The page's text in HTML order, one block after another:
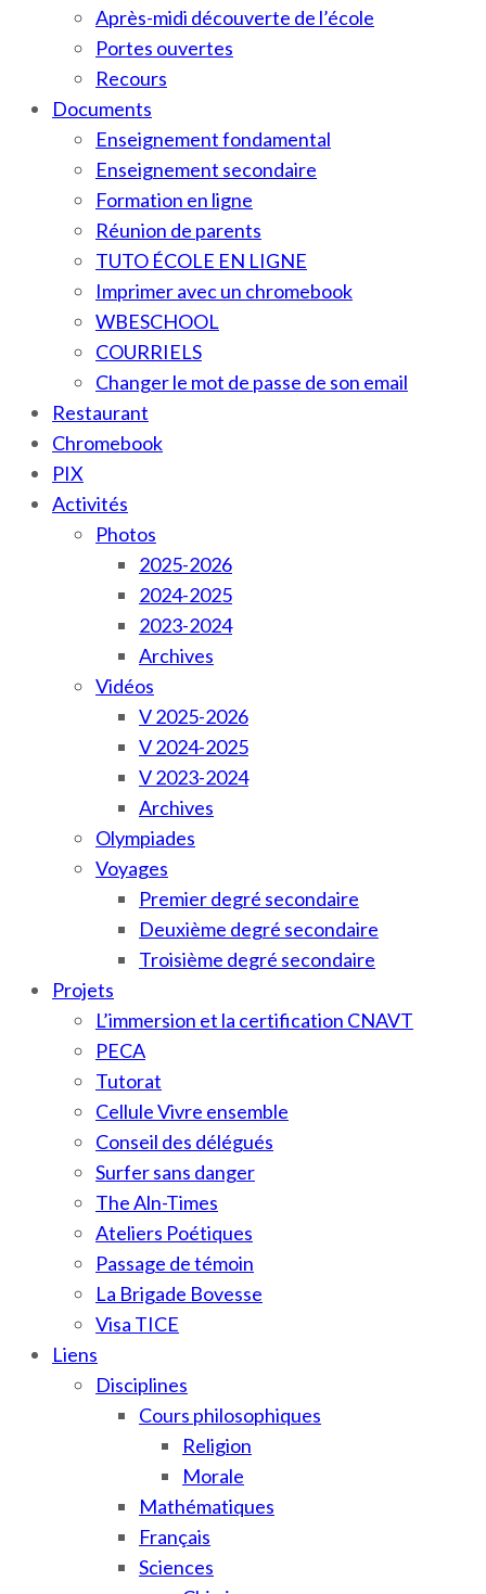
Après-midi découverte de l’école
Portes ouvertes
Recours
Documents
Enseignement fondamental
Enseignement secondaire
Formation en ligne
Réunion de parents
TUTO ÉCOLE EN LIGNE
Imprimer avec un chromebook
WBESCHOOL
COURRIELS
Changer le mot de passe de son email
Restaurant
Chromebook
PIX
Activités
Photos
2025-2026
2024-2025
2023-2024
Archives
Vidéos
V 2025-2026
V 2024-2025
V 2023-2024
Archives
Olympiades
Voyages
Premier degré secondaire
Deuxième degré secondaire
Troisième degré secondaire
Projets
L’immersion et la certification CNAVT
PECA
Tutorat
Cellule Vivre ensemble
Conseil des délégués
Surfer sans danger
The Aln-Times
Ateliers Poétiques
Passage de témoin
La Brigade Bovesse
Visa TICE
Liens
Disciplines
Cours philosophiques
Religion
Morale
Mathématiques
Français
Sciences